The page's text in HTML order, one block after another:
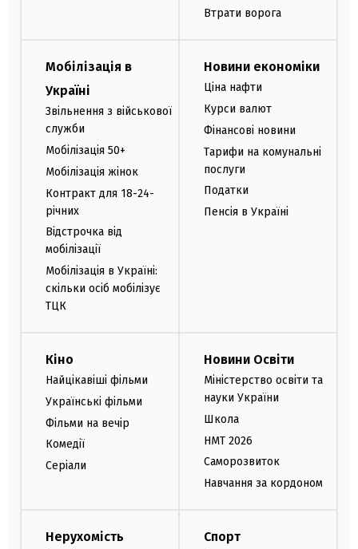
Втрати ворога
Мобілізація в
Україні
Звільнення з військової
служби
Мобілізація 50+
Мобілізація жінок
Контракт для 18-24-
річних
Відстрочка від
мобілізації
Мобілізація в Україні:
скільки осіб мобілізує
ТЦК
Новини економіки
Ціна нафти
Курси валют
Фінансові новини
Тарифи на комунальні
послуги
Податки
Пенсія в Україні
Кіно
Найцікавіші фільми
Українські фільми
Фільми на вечір
Комедії
Серіали
Новини Освіти
Міністерство освіти та
науки України
Школа
НМТ 2026
Саморозвиток
Навчання за кордоном
Нерухомість Спорт